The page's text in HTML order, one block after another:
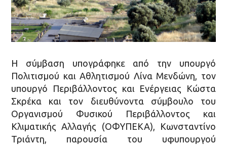
Η σύμβαση υπογράφηκε από την υπουργό
Πολιτισμού και Αθλητισμού Λίνα Μενδώνη, τον
υπουργό Περιβάλλοντος και Ενέργειας Κώστα
Σκρέκα και τον διευθύνοντα σύμβουλο του
Οργανισμού Φυσικού Περιβάλλοντος και
Κλιματικής Αλλαγής (ΟΦΥΠΕΚΑ), Κωνσταντίνο
Τριάντη, παρουσία του υφυπουργού